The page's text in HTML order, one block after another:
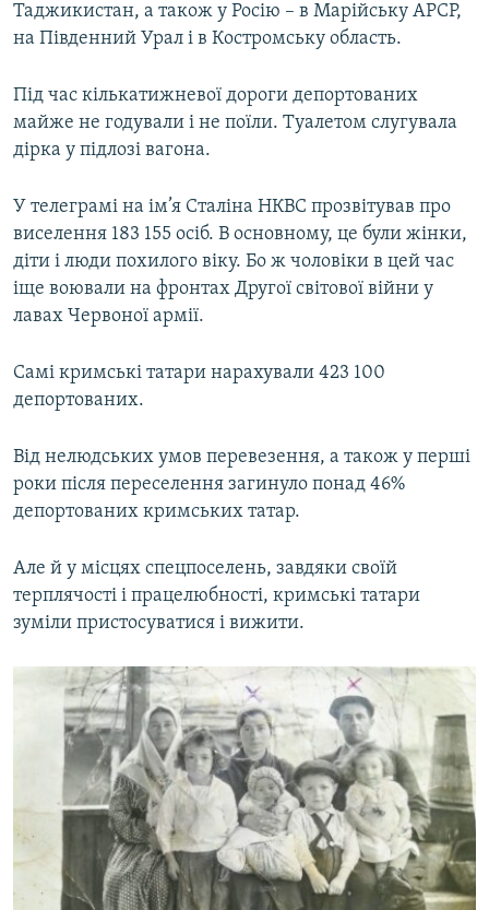
Таджикистан, а також у Росію – в Марійську АРСР,
на Південний Урал і в Костромську область.
Під час кількатижневої дороги депортованих
майже не годували і не поїли. Туалетом слугувала
дірка у підлозі вагона.
У телеграмі на ім’я Сталіна НКВС прозвітував про
виселення 183 155 осіб. В основному, це були жінки,
діти і люди похилого віку. Бо ж чоловіки в цей час
іще воювали на фронтах Другої світової війни у
лавах Червоної армії.
Самі кримські татари нарахували 423 100
депортованих.
Від нелюдських умов перевезення, а також у перші
роки після переселення загинуло понад 46%
депортованих кримських татар.
Але й у місцях спецпоселень, завдяки своїй
терплячості і працелюбності, кримські татари
зуміли пристосуватися і вижити.